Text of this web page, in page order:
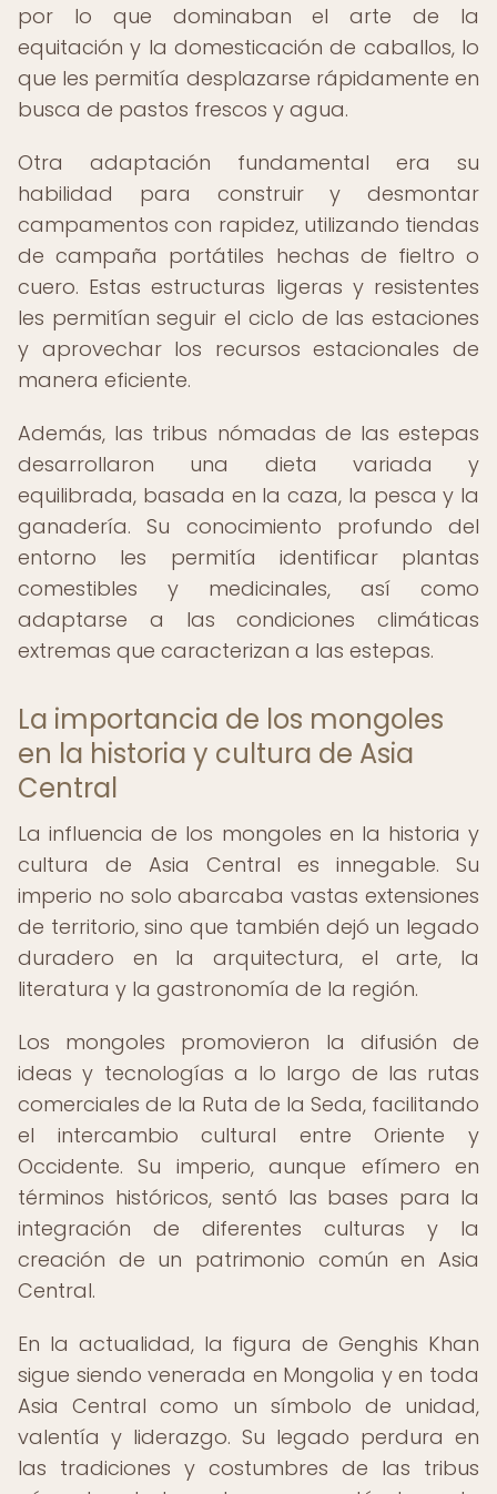
por lo que dominaban el arte de la
equitación y la domesticación de caballos, lo
que les permitía desplazarse rápidamente en
busca de pastos frescos y agua.
Otra adaptación fundamental era su
habilidad para construir y desmontar
campamentos con rapidez, utilizando tiendas
de campaña portátiles hechas de fieltro o
cuero. Estas estructuras ligeras y resistentes
les permitían seguir el ciclo de las estaciones
y aprovechar los recursos estacionales de
manera eficiente.
Además, las tribus nómadas de las estepas
desarrollaron una dieta variada y
equilibrada, basada en la caza, la pesca y la
ganadería. Su conocimiento profundo del
entorno les permitía identificar plantas
comestibles y medicinales, así como
adaptarse a las condiciones climáticas
extremas que caracterizan a las estepas.
La importancia de los mongoles
en la historia y cultura de Asia
Central
La influencia de los mongoles en la historia y
cultura de Asia Central es innegable. Su
imperio no solo abarcaba vastas extensiones
de territorio, sino que también dejó un legado
duradero en la arquitectura, el arte, la
literatura y la gastronomía de la región.
Los mongoles promovieron la difusión de
ideas y tecnologías a lo largo de las rutas
comerciales de la Ruta de la Seda, facilitando
el intercambio cultural entre Oriente y
Occidente. Su imperio, aunque efímero en
términos históricos, sentó las bases para la
integración de diferentes culturas y la
creación de un patrimonio común en Asia
Central.
En la actualidad, la figura de Genghis Khan
sigue siendo venerada en Mongolia y en toda
Asia Central como un símbolo de unidad,
valentía y liderazgo. Su legado perdura en
las tradiciones y costumbres de las tribus